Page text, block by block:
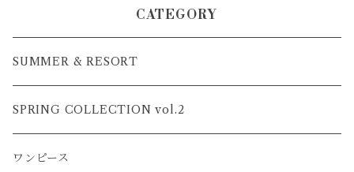
CATEGORY
SUMMER & RESORT
SPRING COLLECTION vol.2
ワンピース